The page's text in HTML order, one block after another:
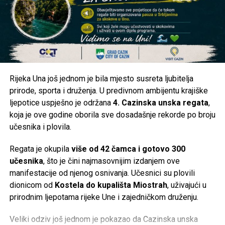
Kakva je situacija kod vas?
Da li je voda stigla u vaše naselje ili ste i dalje bez
vodosnabdijevanja? Pišite nam u komentarima iz kojeg ste
informacije mogu pomoći i drugim građanima da steknu
jasniju sliku o stanju na području Cazina.
Share Post
Share
Mail
Rijeka Una još jednom je bila mjesto susreta ljubitelja
prirode, sporta i druženja. U predivnom ambijentu krajiške
ljepotice uspješno je održana 4. Cazinska unska regata,
koja je ove godine oborila sve dosadašnje rekorde po broju
učesnika i plovila.
Regata je okupila više od 42 čamca i gotovo 300
učesnika, što je čini najmasovnijim izdanjem ove
manifestacije od njenog osnivanja. Učesnici su plovili
dionicom od Kostela do kupališta Miostrah, uživajući u
prirodnim ljepotama rijeke Une i zajedničkom druženju.
Veliki odziv još jednom je pokazao da Cazinska unska